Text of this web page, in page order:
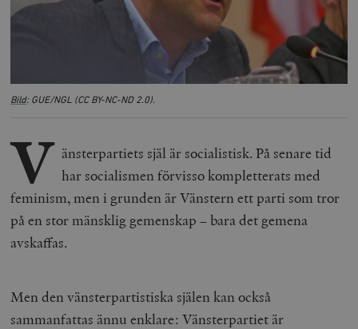
Bild: GUE/NGL (CC BY-NC-ND 2.0).
V änsterpartiets själ är socialistisk. På senare tid
har socialismen förvisso kompletterats med
feminism, men i grunden är Vänstern ett parti som tror
på en stor mänsklig gemenskap – bara det gemena
avskaffas.
Men den vänsterpartistiska själen kan också
sammanfattas ännu enklare: Vänsterpartiet är